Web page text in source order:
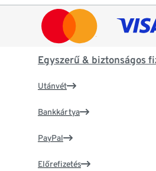
Egyszerű & biztonságos
Utánvét
Bankkártya
PayPal
Előrefizetés